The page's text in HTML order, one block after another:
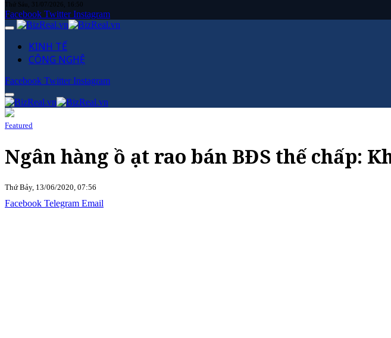
Thứ Sáu, 31/07/2026, 16:50
Facebook Twitter Instagram
KINH TẾ
CÔNG NGHỆ
Facebook Twitter Instagram
Featured
Ngân hàng ồ ạt rao bán BĐS thế chấp:
Thứ Bảy, 13/06/2020, 07:56
Facebook Telegram Email